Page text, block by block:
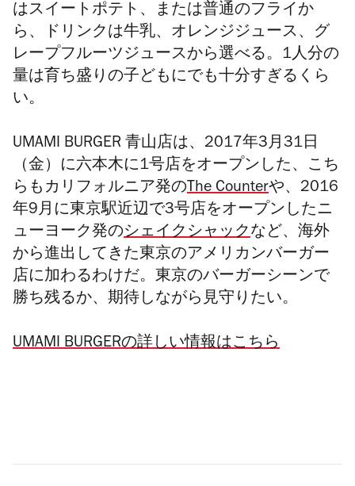
はスイートポテト、または普通のフライか
ら、ドリンクは牛乳、オレンジジュース、グ
レープフルーツジュースから選べる。 1人分の
量は育ち盛りの子どもにでも十分すぎるくら
い。
UMAMI BURGER 青山店は、2017年3月 31日
（金）に六本木に1号店をオープンした、こち
らもカリフォルニア発のThe Counterや、 2016
年9月に東京駅近辺で3号店をオープンしたニ
ューヨーク発のシェイクシャックなど、海外
から進出してきた東京のアメリカンバーガー
店に加わるわけだ。東京のバーガーシーンで
勝ち残るか、期待しながら見守りたい。
UMAMI BURGERの詳しい情報はこちら